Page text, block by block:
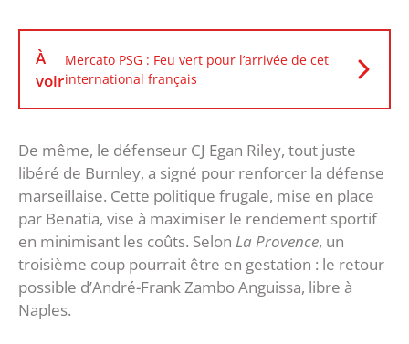
À
voir
Mercato PSG : Feu vert pour l’arrivée de cet
international français
De même, le défenseur CJ Egan Riley, tout juste
libéré de Burnley, a signé pour renforcer la défense
marseillaise. Cette politique frugale, mise en place
par Benatia, vise à maximiser le rendement sportif
en minimisant les coûts. Selon La Provence, un
troisième coup pourrait être en gestation : le retour
possible d’André-Frank Zambo Anguissa, libre à
Naples.